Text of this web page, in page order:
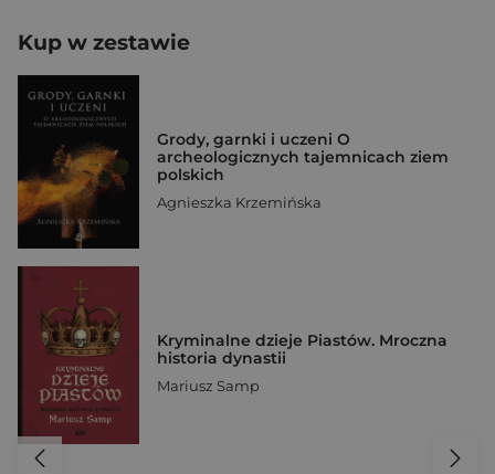
Kup w zestawie
Grody, garnki i uczeni O
archeologicznych tajemnicach ziem
polskich
Agnieszka Krzemińska
Kryminalne dzieje Piastów. Mroczna
historia dynastii
Mariusz Samp